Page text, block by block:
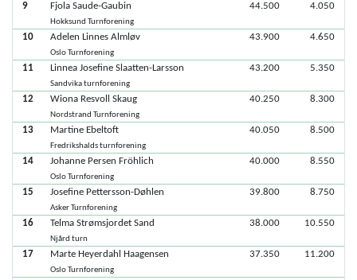
9 Fjola Saude-Gaubin
Hokksund Turnforening
44.500 4.050
10 Adelen Linnes Almløv
Oslo Turnforening
43.900 4.650
11 Linnea Josefine Slaatten-Larsson
Sandvika turnforening
43.200 5.350
12 Wiona Resvoll Skaug
Nordstrand Turnforening
40.250 8.300
13 Martine Ebeltoft
Fredrikshalds turnforening
40.050 8.500
14 Johanne Persen Fröhlich
Oslo Turnforening
40.000 8.550
15 Josefine Pettersson-Døhlen
Asker Turnforening
39.800 8.750
16 Telma Strømsjordet Sand
Njård turn
38.000 10.550
17 Marte Heyerdahl Haagensen
Oslo Turnforening
37.350 11.200